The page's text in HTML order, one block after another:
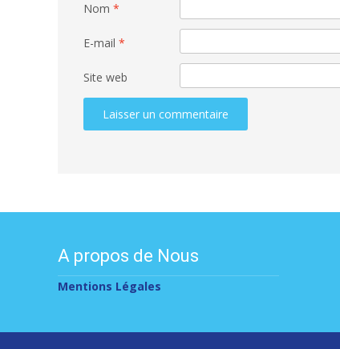
Nom *
E-mail *
Site web
A propos de Nous
Mentions Légales